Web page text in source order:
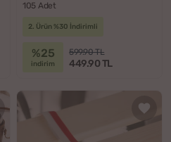
105 Adet
2. Ürün %30 İndirimli
%25
indirim
599.90 TL
449.90 TL